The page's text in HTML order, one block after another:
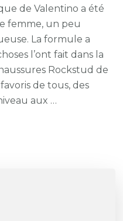
de Valentino a été
femme, un peu
La formule a
l’ont fait dans la
Rockstud de
de tous, des
aux …